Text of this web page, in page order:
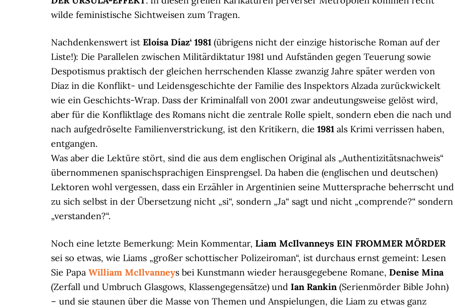
wilde feministische Sichtweisen zum Tragen.
Nachdenkenswert ist Eloísa Díaz‘ 1981 (übrigens nicht der einzige historische Roman auf der
Liste!): Die Parallelen zwischen Militärdiktatur 1981 und Aufständen gegen Teuerung sowie
Despotismus praktisch der gleichen herrschenden Klasse zwanzig Jahre später werden von
Díaz in die Konflikt- und Leidensgeschichte der Familie des Inspektors Alzada zurückwickelt
wie ein Geschichts-Wrap. Dass der Kriminalfall von 2001 zwar andeutungsweise gelöst wird,
aber für die Konfliktlage des Romans nicht die zentrale Rolle spielt, sondern eben die nach und
nach aufgedröselte Familienverstrickung, ist den Kritikern, die 1981 als Krimi verrissen haben,
entgangen.
Was aber die Lektüre stört, sind die aus dem englischen Original als „Authentizitätsnachweis“
übernommenen spanischsprachigen Einsprengsel. Da haben die (englischen und deutschen)
Lektoren wohl vergessen, dass ein Erzähler in Argentinien seine Muttersprache beherrscht und
zu sich selbst in der Übersetzung nicht „si“, sondern „Ja“ sagt und nicht „comprende?“ sondern
„verstanden?“.
Noch eine letzte Bemerkung: Mein Kommentar, Liam McIlvanneys EIN FROMMER MÖRDER
sei so etwas, wie Liams „großer schottischer Polizeiroman“, ist durchaus ernst gemeint: Lesen
Sie Papa William McIlvanneys bei Kunstmann wieder herausgegebene Romane, Denise Mina
(Zerfall und Umbruch Glasgows, Klassengegensätze) und Ian Rankin(Serienmörder Bible John)
– und sie staunen über die Masse von Themen und Anspielungen, die Liam zu etwas ganz